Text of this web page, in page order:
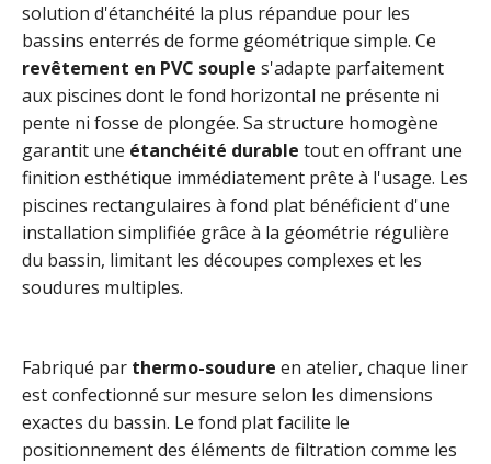
solution d'étanchéité la plus répandue pour les
bassins enterrés de forme géométrique simple. Ce
revêtement en PVC souple s'adapte parfaitement
aux piscines dont le fond horizontal ne présente ni
pente ni fosse de plongée. Sa structure homogène
garantit une étanchéité durable tout en offrant une
finition esthétique immédiatement prête à l'usage. Les
piscines rectangulaires à fond plat bénéficient d'une
installation simplifiée grâce à la géométrie régulière
du bassin, limitant les découpes complexes et les
soudures multiples.
Fabriqué par thermo-soudure en atelier, chaque liner
est confectionné sur mesure selon les dimensions
exactes du bassin. Le fond plat facilite le
positionnement des éléments de filtration comme les